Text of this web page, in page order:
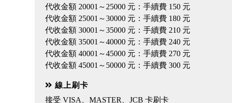
代收金額 20001～25000 元：手續費 150 元
代收金額 25001～30000 元：手續費 180 元
代收金額 30001～35000 元：手續費 210 元
代收金額 35001～40000 元：手續費 240 元
代收金額 40001～45000 元：手續費 270 元
線上刷卡
接受 VISA、MASTER、JCB 卡刷卡